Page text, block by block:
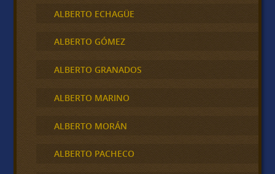
ALBERTO ECHAGÜE
ALBERTO GÓMEZ
ALBERTO GRANADOS
ALBERTO MARINO
ALBERTO MORÁN
ALBERTO PACHECO